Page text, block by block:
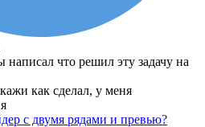
написал что решил эту задачу на
как сделал, у меня
с двумя рядами и превью?